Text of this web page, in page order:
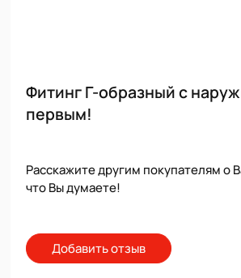
Фитинг Г-образный с
первым!
Расскажите другим покупателям о
что Вы думаете!
Добавить отзыв